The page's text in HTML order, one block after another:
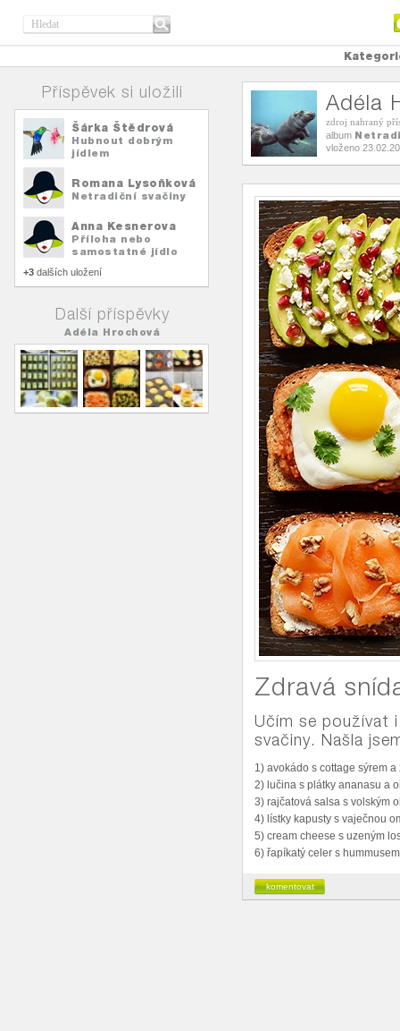
Příspěvek si uložili
Šárka Štědrová
Hubnout dobrým
jídlem
Romana Lysoňková
Netradiční svačiny
Anna Kesnerova
Příloha nebo
samostatné jídlo
+3 dalších uložení
Další příspěvky
Adéla Hrochová
Adéla
zdroj nahraný
album
vloženo
Zdravá
Učím se používat
svačiny. Našla
1) avokádo s cottage sýrem
2) lučina s plátky ananasu a
3) rajčatová salsa s volským
4) lístky kapusty s vaječnou
5) cream cheese s uzeným
6) řapíkatý celer s
komentovat